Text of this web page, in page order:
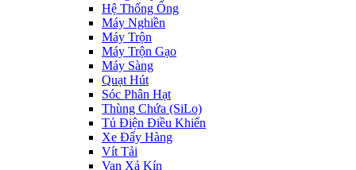
Hệ Thống Ống
Máy Nghiền
Máy Trộn
Máy Trộn Gạo
Máy Sàng
Quạt Hút
Sóc Phân Hạt
Thùng Chứa (SiLo)
Tủ Điện Điều Khiển
Xe Đẩy Hàng
Vít Tải
Van Xả Kín